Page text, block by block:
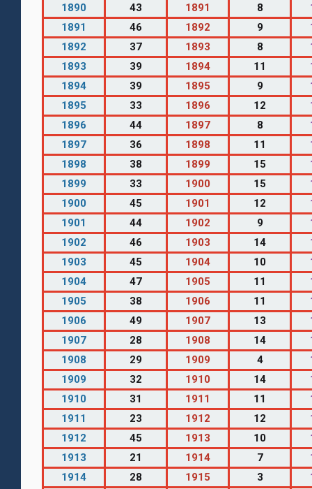
1890
43 1891 8
1891
46 1892 9
1892
37 1893 8
1893
39 1894 11
1894
39 1895 9
1895
33 1896 12
1896
44 1897 8
1897
36 1898 11
1898
38 1899 15
1899
33 1900 15
1900
45 1901 12
1901
44 1902 9
1902
46 1903 14
1903
45 1904 10
1904
47 1905 11
1905
38 1906 11
1906
49 1907 13
1907
28 1908 14
1908
29 1909 4
1909
32 1910 14
1910
31 1911 11
1911
23 1912 12
1912
45 1913 10
1913
21 1914 7
1914
28 1915 3